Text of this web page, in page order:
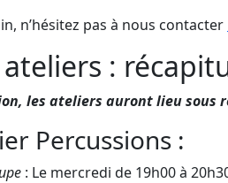
n’hésitez pas à nous contacter
ateliers :
les ateliers auront lieu sous
Percussions :
: Le mercredi de 19h00 à